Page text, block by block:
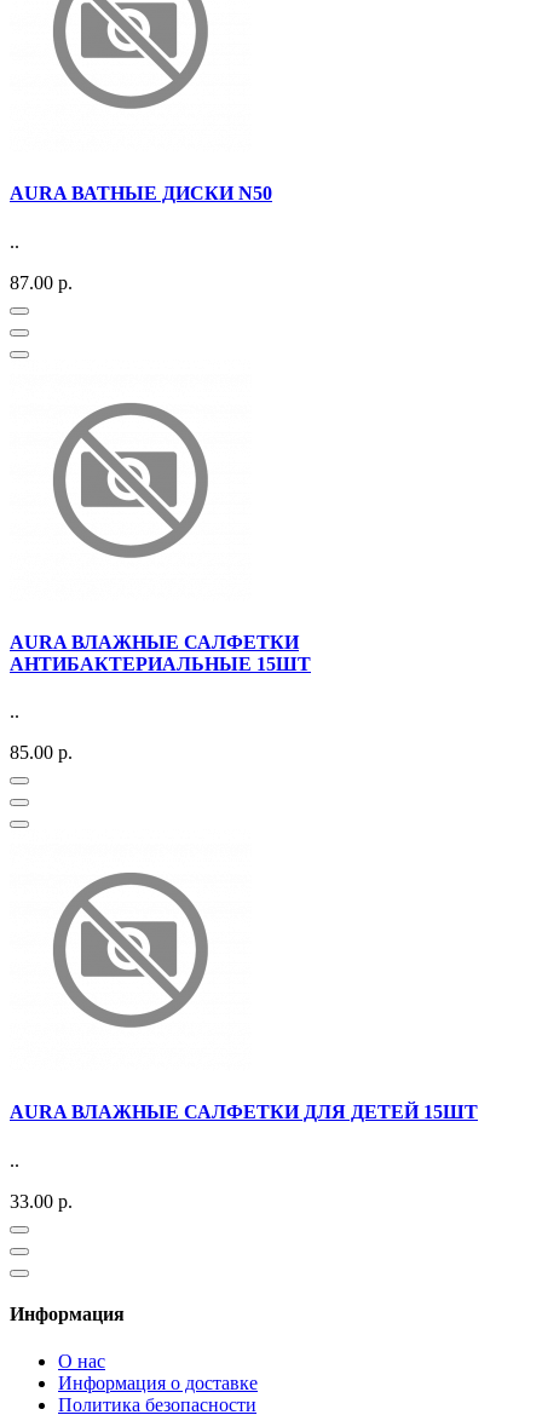
AURA ВАТНЫЕ ДИСКИ N50
..
87.00 р.
AURA ВЛАЖНЫЕ САЛФЕТКИ
АНТИБАКТЕРИАЛЬНЫЕ 15ШТ
..
85.00 р.
AURA ВЛАЖНЫЕ САЛФЕТКИ ДЛЯ ДЕТЕЙ 15ШТ
..
33.00 р.
Информация
О нас
Информация о доставке
Политика безопасности